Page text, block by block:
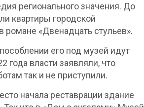
регионального значения. До
квартиры городской
«Двенадцать стульев».
его под музей идут
власти заявляли, что
так и не приступили.
начала реставрации здание